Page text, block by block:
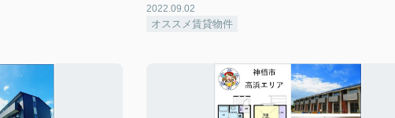
2022.09.02
オススメ賃貸物件